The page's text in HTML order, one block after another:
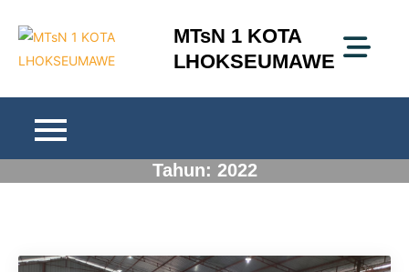
content
MTsN 1 KOTA
LHOKSEUMAWE
Tahun: 2022